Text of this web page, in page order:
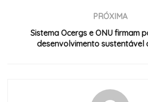
PRÓXIMA
Sistema Ocergs e ONU firmam
desenvolvimento sustentável